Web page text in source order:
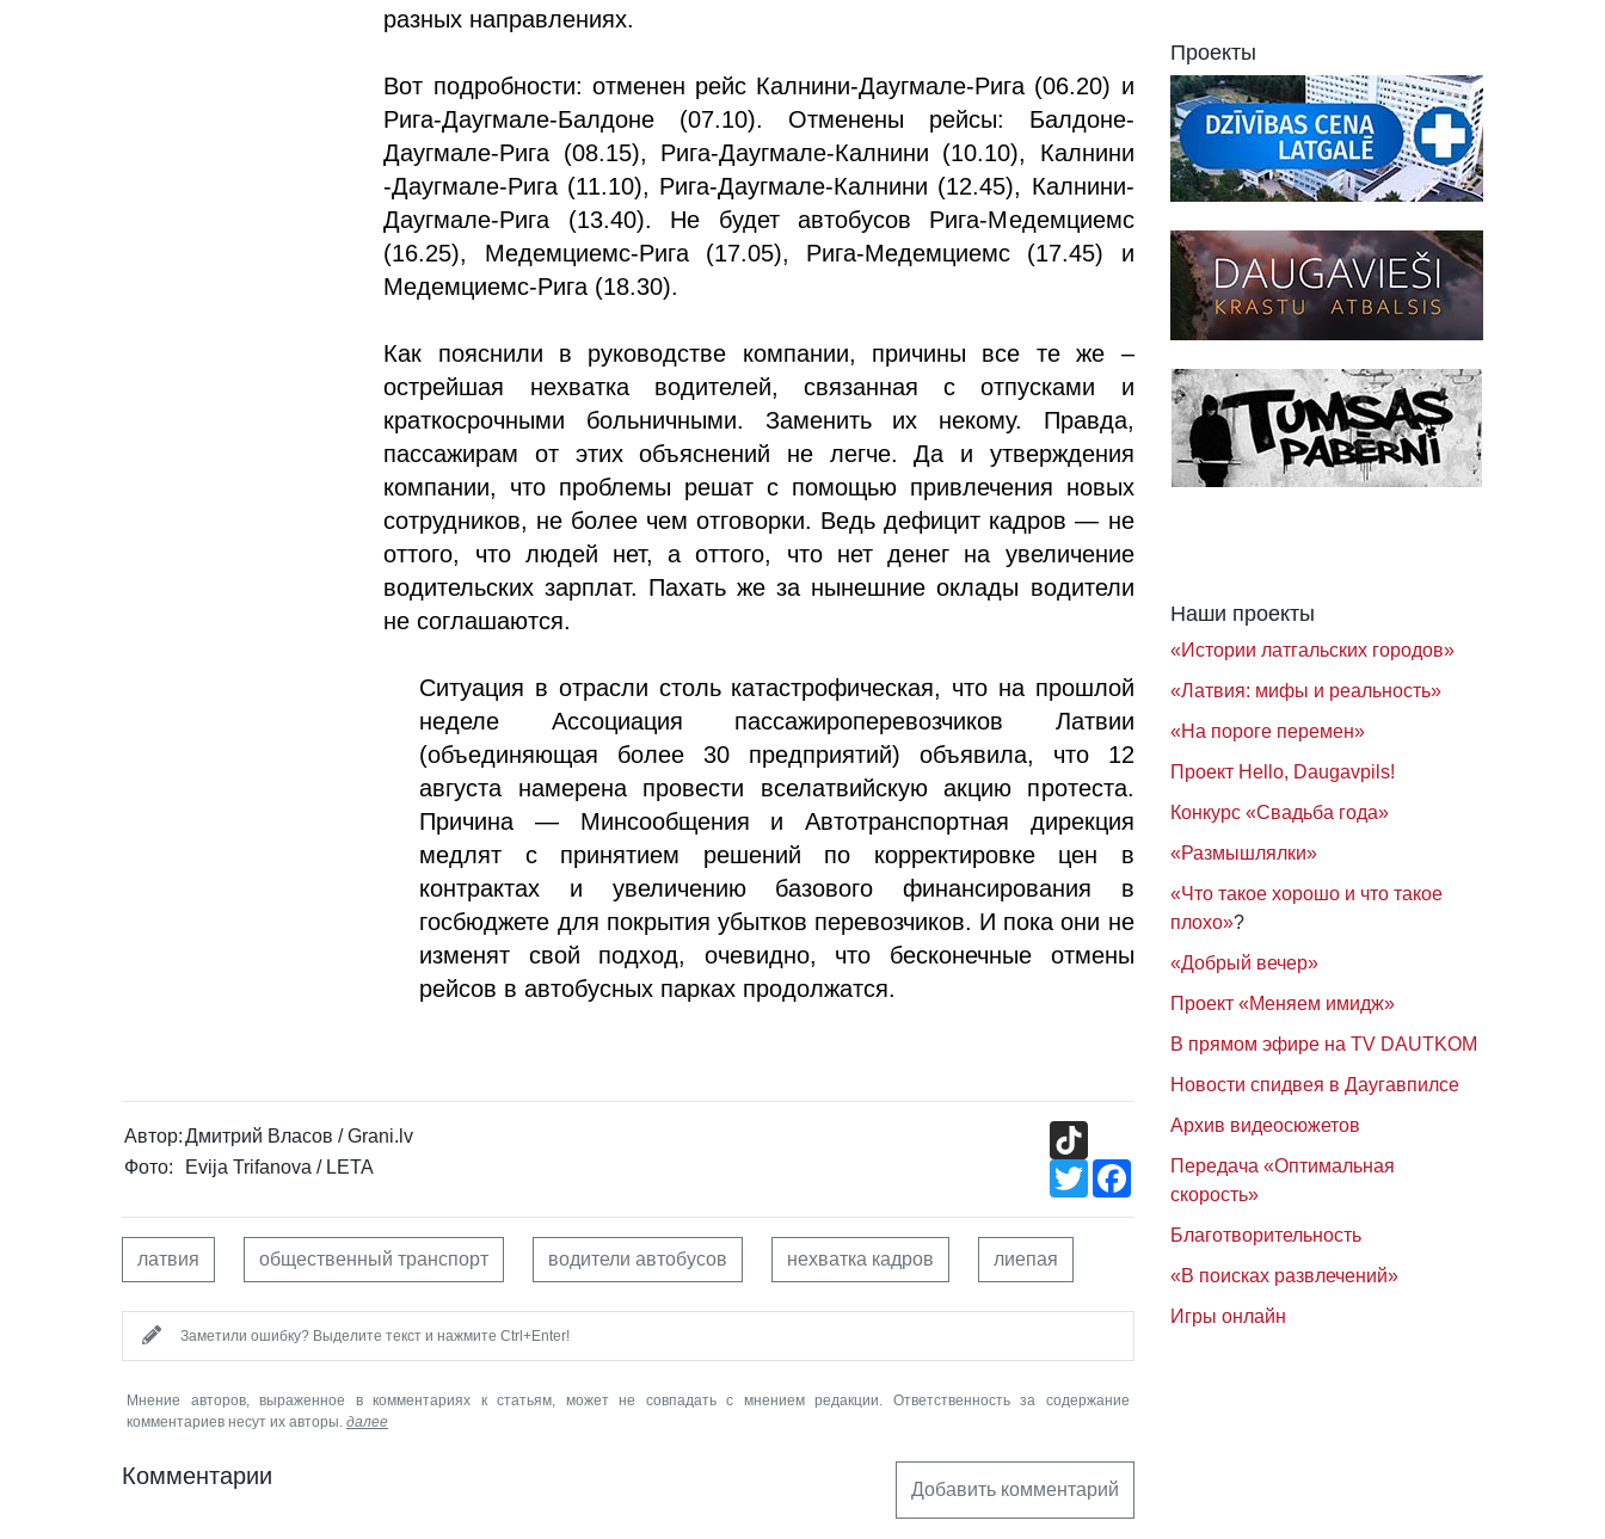
разных направлениях.
Вот подробности: отменен рейс Калнини-Даугмале-Рига (06.20) и
Рига-Даугмале-Балдоне (07.10). Отменены рейсы: Балдоне-
Даугмале-Рига (08.15), Рига-Даугмале-Калнини (10.10), Калнини
-Даугмале-Рига (11.10), Рига-Даугмале-Калнини (12.45), Калнини-
Даугмале-Рига (13.40). Не будет автобусов Рига-Медемциемс
(16.25), Медемциемс-Рига (17.05), Рига-Медемциемс (17.45) и
Медемциемс-Рига (18.30).
Как пояснили в руководстве компании, причины все те же –
острейшая нехватка водителей, связанная с отпусками и
краткосрочными больничными. Заменить их некому. Правда,
пассажирам от этих объяснений не легче. Да и утверждения
компании, что проблемы решат с помощью привлечения новых
сотрудников, не более чем отговорки. Ведь дефицит кадров — не
оттого, что людей нет, а оттого, что нет денег на увеличение
водительских зарплат. Пахать же за нынешние оклады водители
не соглашаются.
Ситуация в отрасли столь катастрофическая, что на прошлой
неделе Ассоциация пассажироперевозчиков Латвии
(объединяющая более 30 предприятий) объявила, что 12
августа намерена провести вселатвийскую акцию протеста.
Причина — Минсообщения и Автотранспортная дирекция
медлят с принятием решений по корректировке цен в
контрактах и увеличению базового финансирования в
госбюджете для покрытия убытков перевозчиков. И пока они не
изменят свой подход, очевидно, что бесконечные отмены
рейсов в автобусных парках продолжатся.
Автор:Дмитрий Власов / Grani.lv
Фото:
Evija Trifanova / LETA
TikTok
TwitterFacebook
латвия общественный транспорт водители автобусов нехватка кадров лиепая
Заметили ошибку? Выделите текст и нажмите Ctrl+Enter!
Мнение авторов, выраженное в комментариях к статьям, может не совпадать с мнением редакции. Ответственность за содержание
комментариев несут их авторы. далее
Комментарии
Добавить комментарий
Проекты
Наши проекты
«Истории латгальских городов»
«Латвия: мифы и реальность»
«На пороге перемен»
Проект Hello, Daugavpils!
Конкурс «Свадьба года»
«Размышлялки»
«Что такое хорошо и что такое
плохо»?
«Добрый вечер»
Проект «Меняем имидж»
В прямом эфире на TV DAUTKOM
Новости спидвея в Даугавпилсе
Архив видеосюжетов
Передача «Оптимальная
скорость»
Благотворительность
«В поисках развлечений»
Игры онлайн